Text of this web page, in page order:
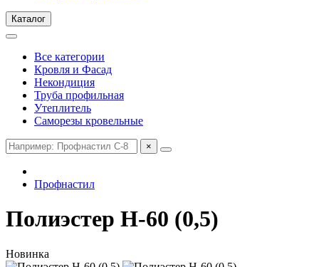
Каталог
Все категории
Кровля и Фасад
Некондиция
Труба профильная
Утеплитель
Саморезы кровельные
×
Профнастил
Полиэстер Н-60 (0,5)
Новинка